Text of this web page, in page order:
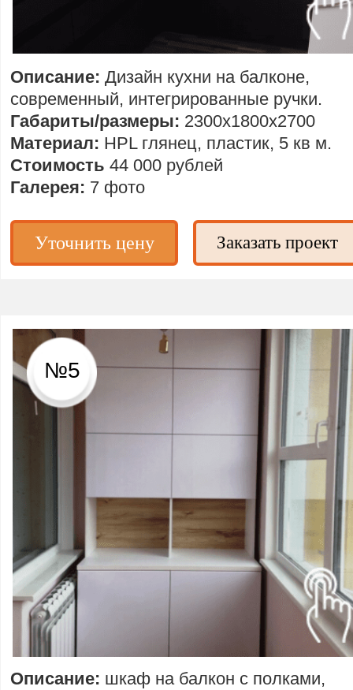
Описание: шкаф на балкон с полками,
№5
Уточнить цену Заказать проект
Описание: Дизайн кухни на балконе,
современный, интегрированные ручки.
Габариты/размеры: 2300х1800х2700
Материал: HPL глянец, пластик, 5 кв м.
Стоимость 44 000 рублей
Галерея: 7 фото